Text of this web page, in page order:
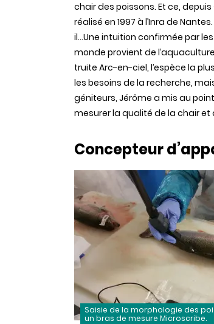
chair des poissons. Et ce,
réalisé en 1997 à l’Inra de
il…Une intuition confirmée par
monde provient de
truite Arc-en-ciel, l’espèce la
les besoins de la recherche,
géniteurs, Jérôme a mis au
mesurer la qualité de la chair
Concepteur
Saisie de la morphologie des
un bras de mesure Microscribe.